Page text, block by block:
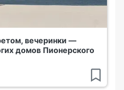
вечеринки —
домов Пионерского